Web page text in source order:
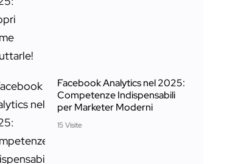
Facebook Analytics nel 2025:
Competenze Indispensabili
per Marketer Moderni
15 Visite